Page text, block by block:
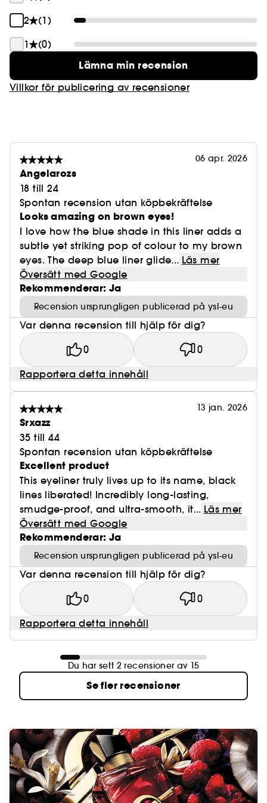
2
(1)
1
(0)
Lämna min recension
Villkor för publicering av recensioner
06 apr. 2026
Angelarozs
18 till 24
Spontan recension utan köpbekräftelse
Looks amazing on brown eyes!
I love how the blue shade in this liner adds a
subtle yet striking pop of colour to my brown
eyes. The deep blue liner glide... Läs mer
Översätt med Google
Rekommenderar: Ja
Recension ursprungligen publicerad på ysl-eu
Var denna recension till hjälp för dig?
0 0
Rapportera detta innehåll
13 jan. 2026
Srxazz
35 till 44
Spontan recension utan köpbekräftelse
Excellent product
This eyeliner truly lives up to its name, black
lines liberated! Incredibly long-lasting,
smudge-proof, and ultra-smooth, it... Läs mer
Översätt med Google
Rekommenderar: Ja
Recension ursprungligen publicerad på ysl-eu
Var denna recension till hjälp för dig?
0 0
Rapportera detta innehåll
Du har sett 2 recensioner av 15
Se fler recensioner